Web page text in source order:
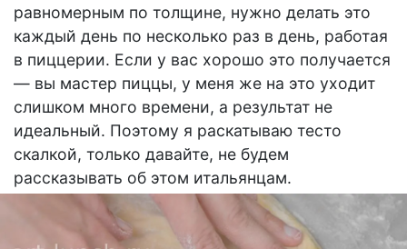
равномерным по толщине, нужно делать это
каждый день по несколько раз в день, работая
в пиццерии. Если у вас хорошо это получается
— вы мастер пиццы, у меня же на это уходит
слишком много времени, а результат не
идеальный. Поэтому я раскатываю тесто
скалкой, только давайте, не будем
рассказывать об этом итальянцам.